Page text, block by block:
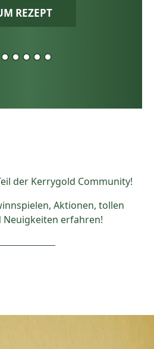
REZEPT
der Kerrygold Community!
Aktionen, tollen
Neuigkeiten erfahren!